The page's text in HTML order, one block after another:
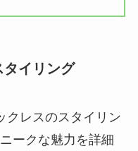
タイリング
クレスのスタイリン
ークな魅力を詳細